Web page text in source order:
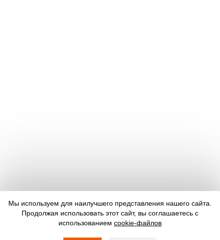
Мы используем для наилучшего представления нашего сайта.
Продолжая использовать этот сайт, вы соглашаетесь с
использованием cookie-файлов